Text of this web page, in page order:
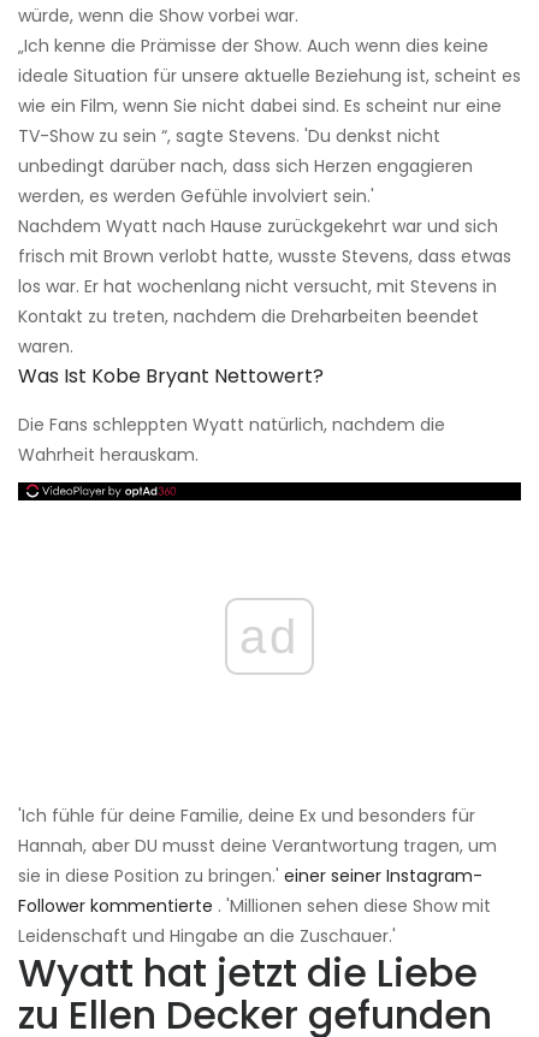
würde, wenn die Show vorbei war.
„Ich kenne die Prämisse der Show. Auch wenn dies keine
ideale Situation für unsere aktuelle Beziehung ist, scheint es
wie ein Film, wenn Sie nicht dabei sind. Es scheint nur eine
TV-Show zu sein “, sagte Stevens. 'Du denkst nicht
unbedingt darüber nach, dass sich Herzen engagieren
werden, es werden Gefühle involviert sein.'
Nachdem Wyatt nach Hause zurückgekehrt war und sich
frisch mit Brown verlobt hatte, wusste Stevens, dass etwas
los war. Er hat wochenlang nicht versucht, mit Stevens in
Kontakt zu treten, nachdem die Dreharbeiten beendet
waren.
Was Ist Kobe Bryant Nettowert?
Die Fans schleppten Wyatt natürlich, nachdem die
Wahrheit herauskam.
ad
'Ich fühle für deine Familie, deine Ex und besonders für
Hannah, aber DU musst deine Verantwortung tragen, um
sie in diese Position zu bringen.' einer seiner Instagram-
Follower kommentierte . 'Millionen sehen diese Show mit
Leidenschaft und Hingabe an die Zuschauer.'
Wyatt hat jetzt die Liebe
zu Ellen Decker gefunden